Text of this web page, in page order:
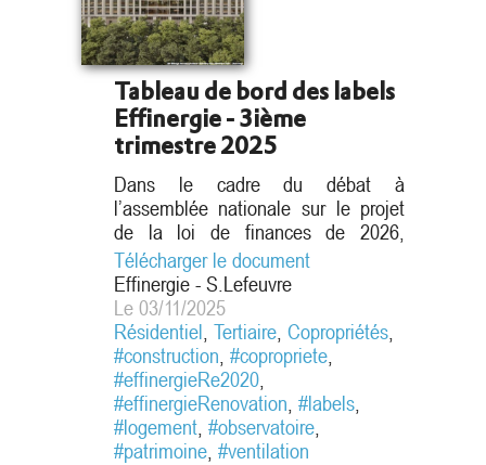
Tableau de bord des labels
Effinergie - 3ième
trimestre 2025
Dans le cadre du débat à
l’assemblée nationale sur le projet
de la loi de finances de 2026,
l’Union Sociale pour l’Habitat1
s’émeut des « ponctions opérées sur
les organismes HLM en 2026 » avec
une enveloppe réduite de 750 M€
pour entretenir, rénover et construire
le parc social. En parallèle, le statut
du bailleur privé, mis en avant par le
rapport parlementaire...
2
Télécharger le document
Effinergie - S.Lefeuvre
Le 03/11/2025
Résidentiel Tertiaire, Copropriétés,
#construction #copropriete,
#effinergieRe2020,
#effinergieRenovation #labels,
#logement, #observatoire,
#patrimoine, #ventilation